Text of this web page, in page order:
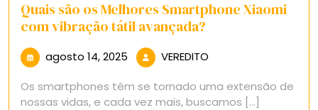
Quais são os Melhores Smartphone Xiaomi
com vibração tátil avançada?
agosto 14, 2025 agosto
2025
VEREDITO
Os smartphones têm se tornado uma extensão de
nossas vidas, e cada vez mais, buscamos [...]